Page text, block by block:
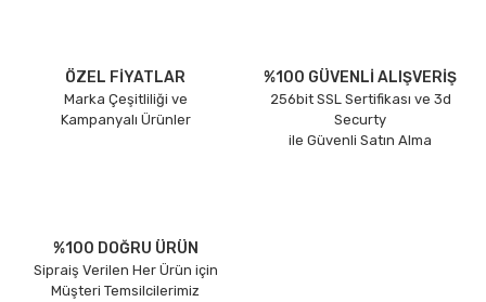
ÖZEL FİYATLAR
Marka Çeşitliliği ve
Kampanyalı Ürünler
%100 GÜVENLİ ALIŞVERİŞ
256bit SSL Sertifikası ve 3d
Securty
ile Güvenli Satın Alma
%100 DOĞRU ÜRÜN
Sipraiş Verilen Her Ürün için
Müşteri Temsilcilerimiz